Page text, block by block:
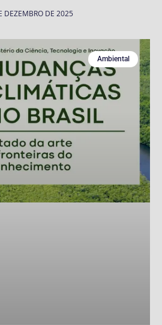
DEZEMBRO DE 2025
Ambiental